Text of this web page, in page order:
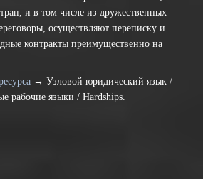
и в том числе из дружественных
осуществляют переписку и
контракты преимущественно на
→ Узловой юридический язык /
рабочие языки / Hardships.